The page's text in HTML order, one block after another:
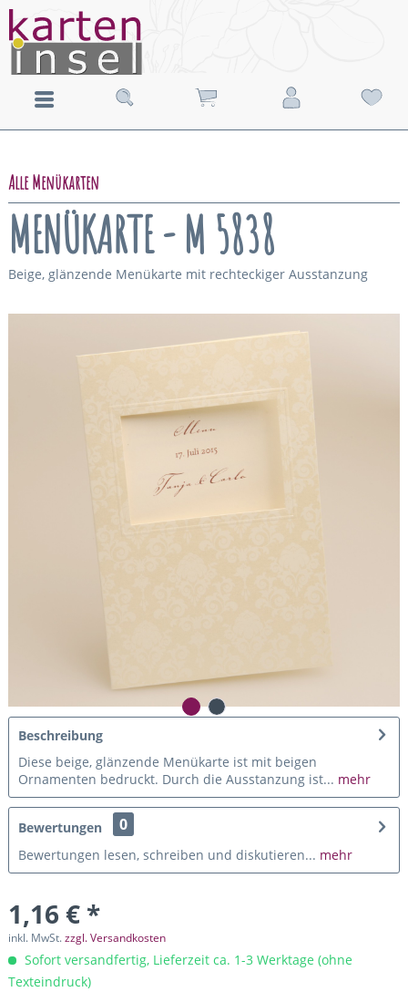
Alle Menükarten
MENÜKARTE - M 5838
Beige, glänzende Menükarte mit rechteckiger Ausstanzung
Beschreibung
Diese beige, glänzende Menükarte ist mit beigen
Ornamenten bedruckt. Durch die Ausstanzung ist... mehr
Bewertungen 0
Bewertungen lesen, schreiben und diskutieren... mehr
1,16 € *
inkl. MwSt.zzgl. Versandkosten
Sofort versandfertig, Lieferzeit ca. 1-3 Werktage (ohne
Texteindruck)